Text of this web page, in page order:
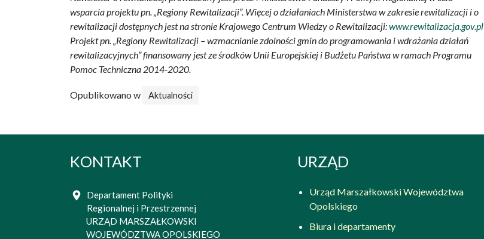
wsparcia projektu pn. „Regiony Rewitalizacji”. Więcej o działaniach Ministerstwa w zakresie rewitalizacji i o
rewitalizacji dostępnych jest na stronie Krajowego Centrum Wiedzy o Rewitalizacji:www.rewitalizacja.gov.pl
Projekt pn. „Regiony Rewitalizacji – wzmacnianie zdolności gmin do programowania i wdrażania działań
rewitalizacyjnych” finansowany jest ze środków Unii Europejskiej i Budżetu Państwa w ramach Programu
Pomoc Techniczna 2014-2020.
Opublikowano w Aktualności
KONTAKT
Departament Polityki
Regionalnej i Przestrzennej
URZĄD MARSZAŁKOWSKI
WOJEWÓDZTWA OPOLSKIEGO
URZĄD
Urząd Marszałkowski Województwa
Opolskiego
Biura i departamenty